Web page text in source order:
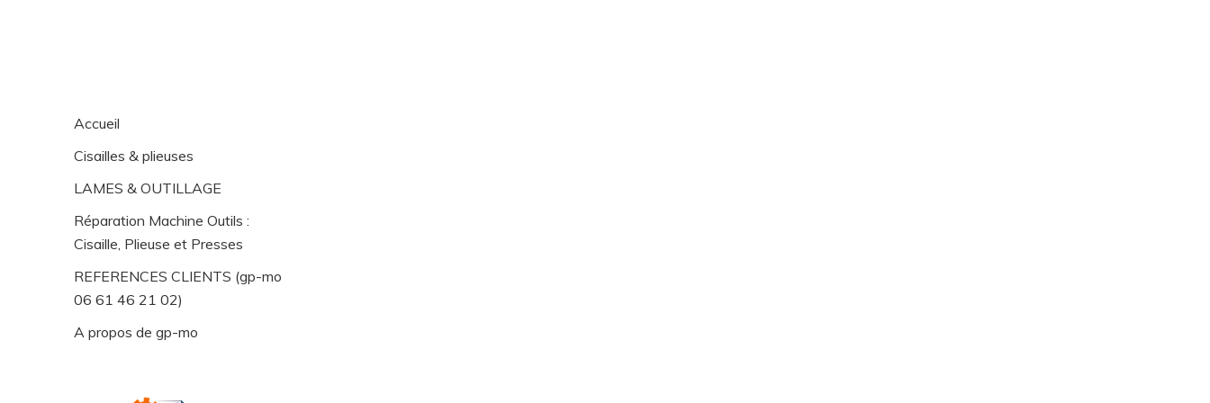
Accueil
Cisailles & plieuses
LAMES & OUTILLAGE
Réparation Machine Outils :
Cisaille, Plieuse et Presses
REFERENCES CLIENTS (gp-mo
06 61 46 21 02)
A propos de gp-mo